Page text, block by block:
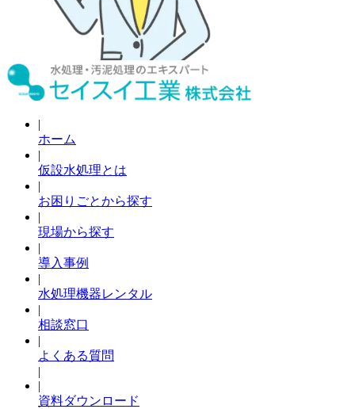
|
ホーム
|
仮設水処理とは
|
お困りごとから探す
|
現場から探す
|
導入事例
|
水処理機器レンタル
|
相談窓口
|
よくある質問
|
|
資料ダウンロード